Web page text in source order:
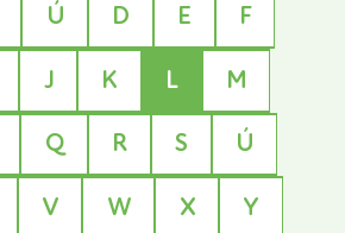
Ú D E F
J K L M
Q R S Ú
V W X Y